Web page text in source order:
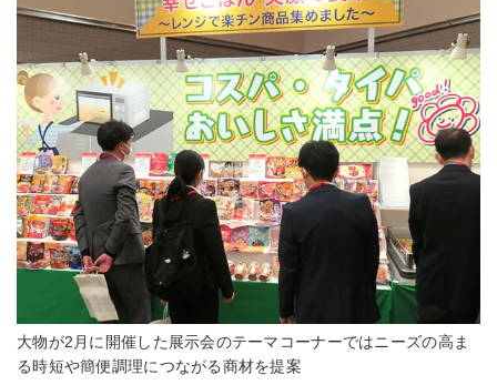
大物が2月に開催した展示会のテーマコーナーではニーズの高ま
る時短や簡便調理につながる商材を提案